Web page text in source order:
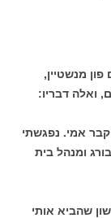
מנשטיין,
על קבר אמי. נפגשתי
ומנהל בית
שהביא אותי